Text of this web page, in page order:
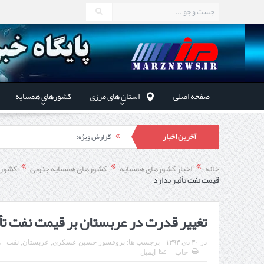
صفحه اصلی استان های مرزی کشورهای همسایه
آخرین اخبار گزارش ویژه؛
طرز تهیه خورش خلال کرمانشاهی +نکات
استاندار اردبیل در
راه‌اندازی کامل منطقه
خانه اخبار کشورهای همسایه کشورهای همسایه جنوبی
قیمت نفت تأثیر ندارد
تغییر قدرت در عربستان بر قیمت نفت
در ۳۰ دی ۱۳۹۳ برچسب ها: پروفسور حسین عسکری, عربستان, نفت
چاپ
ایمیل